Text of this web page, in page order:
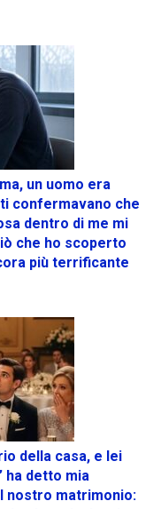
un uomo era
confermavano che
dentro di me mi
che ho scoperto
più terrificante
della casa, e lei
ha detto mia
nostro matrimonio: